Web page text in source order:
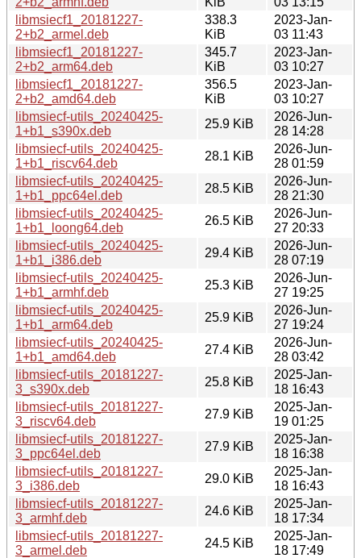
libmsiecf1_20181227-
2+b2_armel.deb
338.3
KiB
2023-Jan-
03 11:43
libmsiecf1_20181227-
2+b2_arm64.deb
345.7
KiB
2023-Jan-
03 10:27
libmsiecf1_20181227-
2+b2_amd64.deb
356.5
KiB
2023-Jan-
03 10:27
libmsiecf-utils_20240425-
1+b1_s390x.deb
25.9 KiB
2026-Jun-
28 14:28
libmsiecf-utils_20240425-
1+b1_riscv64.deb
28.1 KiB
2026-Jun-
28 01:59
libmsiecf-utils_20240425-
1+b1_ppc64el.deb
28.5 KiB
2026-Jun-
28 21:30
libmsiecf-utils_20240425-
1+b1_loong64.deb
26.5 KiB
2026-Jun-
27 20:33
libmsiecf-utils_20240425-
1+b1_i386.deb
29.4 KiB
2026-Jun-
28 07:19
libmsiecf-utils_20240425-
1+b1_armhf.deb
25.3 KiB
2026-Jun-
27 19:25
libmsiecf-utils_20240425-
1+b1_arm64.deb
25.9 KiB
2026-Jun-
27 19:24
libmsiecf-utils_20240425-
1+b1_amd64.deb
27.4 KiB
2026-Jun-
28 03:42
libmsiecf-utils_20181227-
3_s390x.deb
25.8 KiB
2025-Jan-
18 16:43
libmsiecf-utils_20181227-
3_riscv64.deb
27.9 KiB
2025-Jan-
19 01:25
libmsiecf-utils_20181227-
3_ppc64el.deb
27.9 KiB
2025-Jan-
18 16:38
libmsiecf-utils_20181227-
3_i386.deb
29.0 KiB
2025-Jan-
18 16:43
libmsiecf-utils_20181227-
3_armhf.deb
24.6 KiB
2025-Jan-
18 17:34
libmsiecf-utils_20181227-
3_armel.deb
24.5 KiB
2025-Jan-
18 17:49